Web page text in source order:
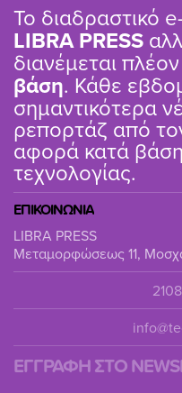
Το διαδραστικό
LIBRA PRESS
διανέμεται πλέον
βάση. Κάθε
σημαντικότερα
ρεπορτάζ από
αφορά κατά
τεχνολογίας.
ΕΠΙΚΟΙΝΩΝΙΑ
LIBRA PRESS
Μεταμορφώσεως 11,
ΕΓΓΡΑΦΗ ΣΤΟ